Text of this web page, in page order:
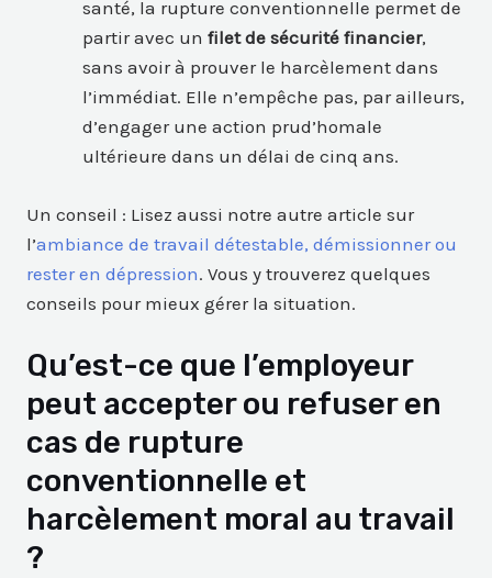
santé, la rupture conventionnelle permet de
partir avec unfilet de sécurité financier,
sans avoir à prouver le harcèlement dans
l’immédiat. Elle n’empêche pas, par ailleurs,
d’engager une action prud’homale
ultérieure dans un délai de cinq ans.
Un conseil : Lisez aussi notre autre article sur
l’ambiance de travail détestable, démissionner ou
rester en dépression. Vous y trouverez quelques
conseils pour mieux gérer la situation.
Qu’est-ce que l’employeur
peut accepter ou refuser en
cas de rupture
conventionnelle et
harcèlement moral au travail
?